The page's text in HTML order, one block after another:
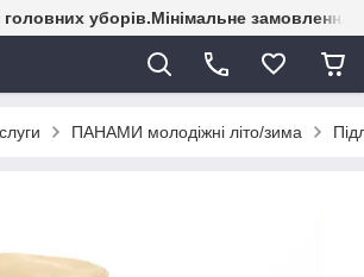
уборів.Мінімальне замовлення
ПАНАМИ молодіжні літо/зима